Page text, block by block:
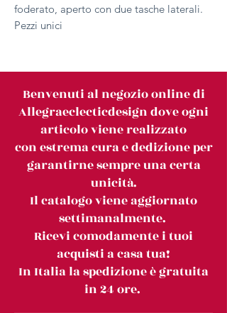
foderato, aperto con due tasche laterali.
Pezzi unici
Benvenuti al negozio online di
Allegraeclecticdesign dove ogni
articolo viene realizzato
con estrema cura e dedizione per
garantirne sempre una certa
unicità.
Il catalogo viene aggiornato
settimanalmente.
Ricevi comodamente i tuoi
acquisti a casa tua!
In Italia la spedizione è gratuita
in 24 ore.